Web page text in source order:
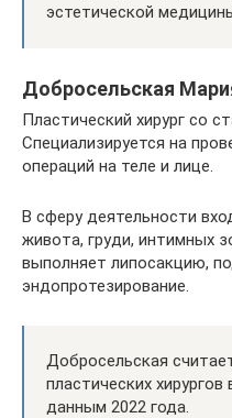
эстетической медицины
Добросельская
Пластический хирург со
Специализируется на
операций на теле и лице.
В сферу деятельности
живота, груди, интимных
выполняет липосакцию,
эндопротезирование.
Добросельская
пластических
данным 2022 года.